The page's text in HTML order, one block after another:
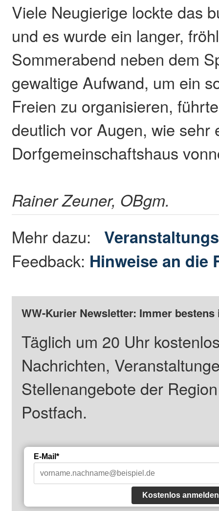
Viele Neugierige lockte das
und es wurde ein langer,
Sommerabend neben dem
gewaltige Aufwand, um ein
Freien zu organisieren,
deutlich vor Augen, wie sehr
Dorfgemeinschaftshaus
Rainer Zeuner, OBgm.
Mehr dazu:
Feedback: Hinweise an die
WW-Kurier Newsletter: Immer
Täglich um 20 Uhr
Nachrichten,
Stellenangebote der
Postfach.
E-Mail*
Kostenlos anmelden